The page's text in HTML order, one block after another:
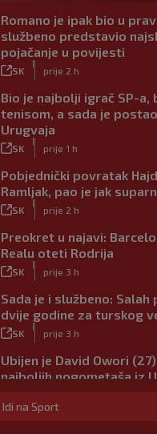
Romano je ipak bio u
službeno predstavio
pojačanje u povijesti
SK prije 2 h
Bio je najbolji igrač SP-a,
tenisom, a sada je
Urugvaja
SK prije 1 h
Pobjednički povratak
Ramljak, pao je jak
SK prije 2 h
Preokret u najavi:
Realu oteti Rodrija
SK prije 3 h
Sada je i službeno: Salah
dvije godine za turskog
SK prije 3 h
Ubijen je David Owori
najboljih nogometaša iz
Garcia odabrao početnih
Idi na Sport